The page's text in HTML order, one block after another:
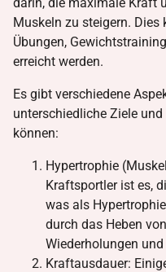
Muskeln zu steigern. Dies
Übungen,
erreicht werden.
Es gibt verschiedene
unterschiedliche Ziele
können:
Hypertrophie
Kraftsportler ist es,
was als
durch das Heben
Wiederholungen
Kraftausdauer: